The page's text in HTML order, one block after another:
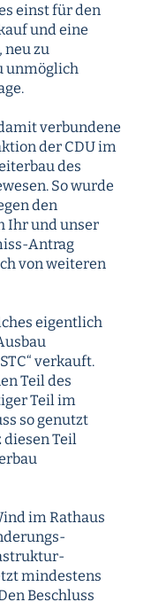
einst für den
und eine
neu zu
unmöglich
verbundene
der CDU im
des
So wurde
den
Ihr und unser
Antrag
von weiteren
eigentlich
verkauft.
Teil des
Teil im
so genutzt
Teil
im Rathaus
mindestens
Beschluss